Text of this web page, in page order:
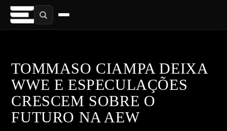
TOMMASO CIAMPA DEIXA
WWE E ESPECULAÇÕES
CRESCEM SOBRE O
FUTURO NA AEW